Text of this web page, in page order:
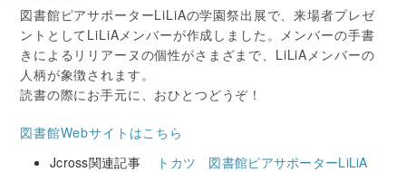
図書館ピアサポーターLiLiAの学園祭出展で、来場者プレゼ
ントとしてLiLiAメンバーが作成しました。メンバーの手書
きによるリリアーヌの個性がさまざまで、LiLiAメンバーの
人柄が象徴されます。
読書の際にお手元に、おひとつどうぞ！
図書館Webサイトはこちら
Jcross関連記事
トカツ 図書館ピアサポーターLiLiA